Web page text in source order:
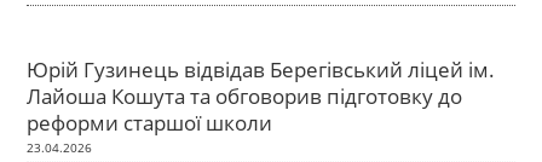
Юрій Гузинець відвідав Берегівський ліцей ім.
Лайоша Кошута та обговорив підготовку до
реформи старшої школи
23.04.2026